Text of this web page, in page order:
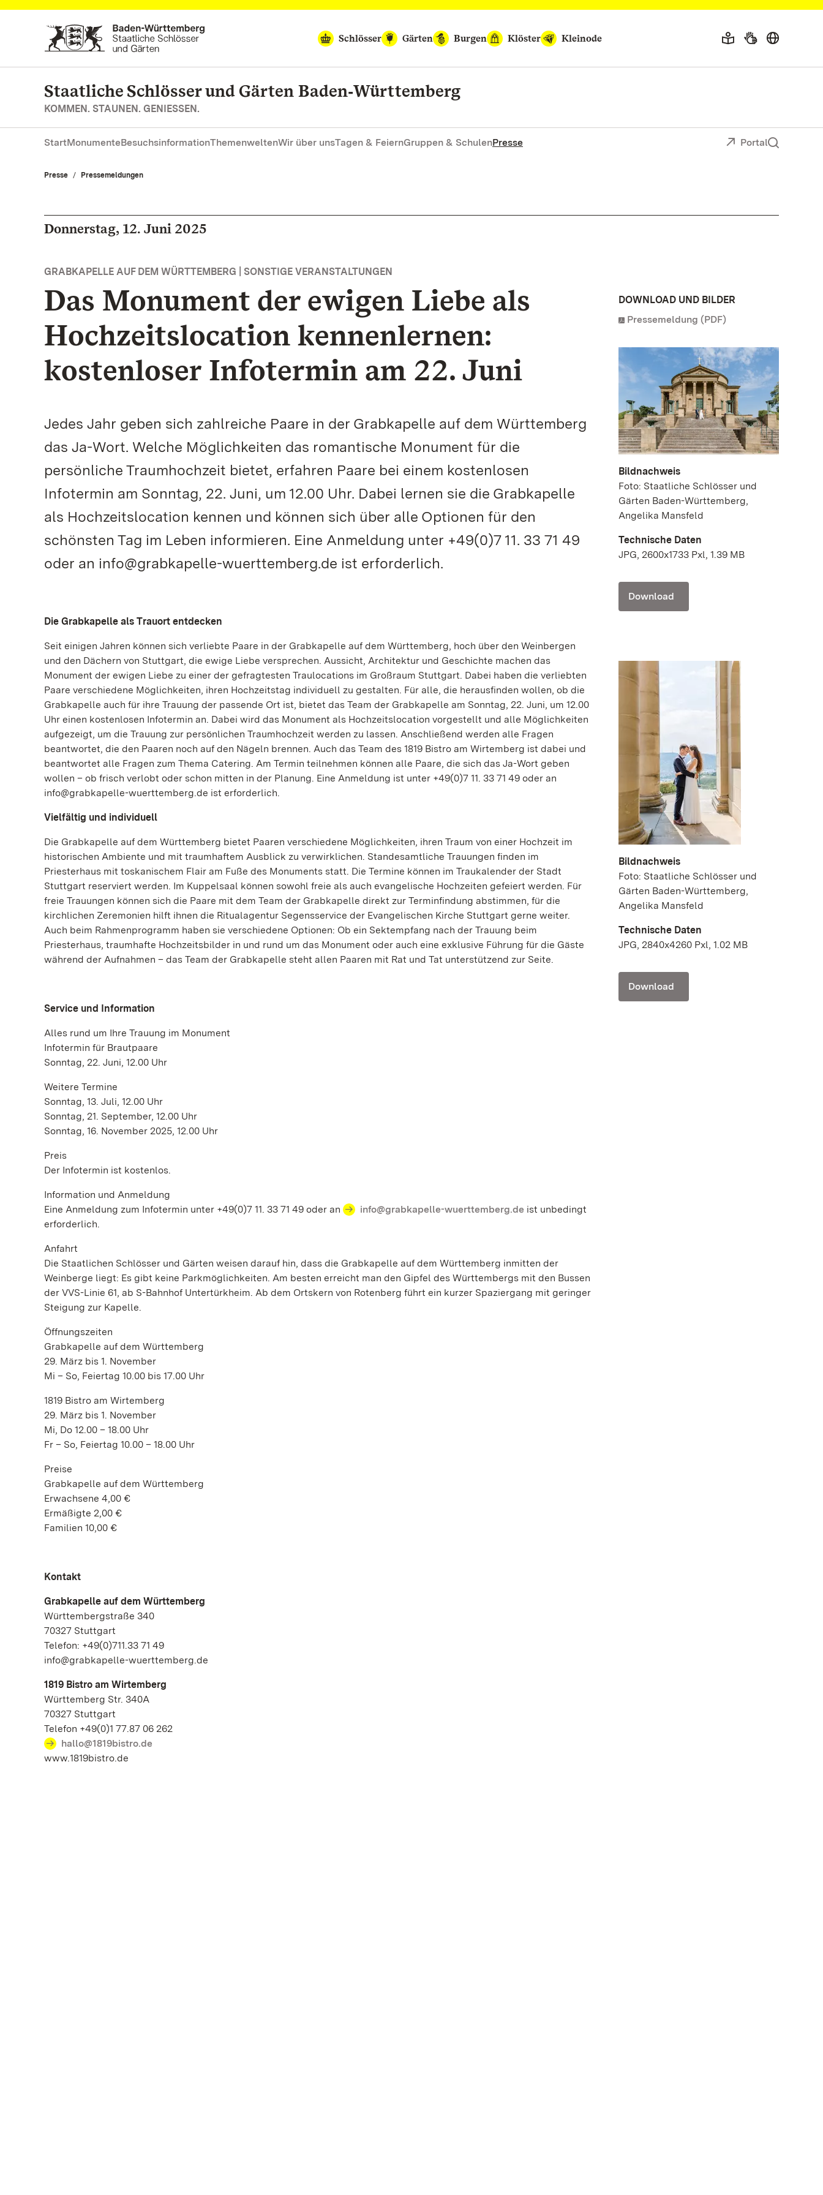
Zum Hauptinhalt springen
Schlösser
Gärten Burgen Klöster Kleinode
Staatliche Schlösser und Gärten Baden‑Württemberg
KOMMEN. STAUNEN. GENIESSEN.
StartMonumenteBesuchsinformationThemenweltenWir über unsTagen & FeiernGruppen & SchulenPresse Portal
Presse Pressemeldungen
Donnerstag, 12. Juni 2025
GRABKAPELLE AUF DEM WÜRTTEMBERG | SONSTIGE VERANSTALTUNGEN
Das Monument der ewigen Liebe als
Hochzeitslocation kennenlernen:
kostenloser Infotermin am 22. Juni
Jedes Jahr geben sich zahlreiche Paare in der Grabkapelle auf dem Württemberg
das Ja-Wort. Welche Möglichkeiten das romantische Monument für die
persönliche Traumhochzeit bietet, erfahren Paare bei einem kostenlosen
Infotermin am Sonntag, 22. Juni, um 12.00 Uhr. Dabei lernen sie die Grabkapelle
als Hochzeitslocation kennen und können sich über alle Optionen für den
schönsten Tag im Leben informieren. Eine Anmeldung unter +49(0)7 11. 33 71 49
oder an info@grabkapelle-wuerttemberg.de ist erforderlich.
Die Grabkapelle als Trauort entdecken
Seit einigen Jahren können sich verliebte Paare in der Grabkapelle auf dem Württemberg, hoch über den Weinbergen
und den Dächern von Stuttgart, die ewige Liebe versprechen. Aussicht, Architektur und Geschichte machen das
Monument der ewigen Liebe zu einer der gefragtesten Traulocations im Großraum Stuttgart. Dabei haben die verliebten
Paare verschiedene Möglichkeiten, ihren Hochzeitstag individuell zu gestalten. Für alle, die herausfinden wollen, ob die
Grabkapelle auch für ihre Trauung der passende Ort ist, bietet das Team der Grabkapelle am Sonntag, 22. Juni, um 12.00
Uhr einen kostenlosen Infotermin an. Dabei wird das Monument als Hochzeitslocation vorgestellt und alle Möglichkeiten
aufgezeigt, um die Trauung zur persönlichen Traumhochzeit werden zu lassen. Anschließend werden alle Fragen
beantwortet, die den Paaren noch auf den Nägeln brennen. Auch das Team des 1819 Bistro am Wirtemberg ist dabei und
beantwortet alle Fragen zum Thema Catering. Am Termin teilnehmen können alle Paare, die sich das Ja-Wort geben
wollen – ob frisch verlobt oder schon mitten in der Planung. Eine Anmeldung ist unter +49(0)7 11. 33 71 49 oder an
info@grabkapelle-wuerttemberg.de ist erforderlich.
Vielfältig und individuell
Die Grabkapelle auf dem Württemberg bietet Paaren verschiedene Möglichkeiten, ihren Traum von einer Hochzeit im
historischen Ambiente und mit traumhaftem Ausblick zu verwirklichen. Standesamtliche Trauungen finden im
Priesterhaus mit toskanischem Flair am Fuße des Monuments statt. Die Termine können im Traukalender der Stadt
Stuttgart reserviert werden. Im Kuppelsaal können sowohl freie als auch evangelische Hochzeiten gefeiert werden. Für
freie Trauungen können sich die Paare mit dem Team der Grabkapelle direkt zur Terminfindung abstimmen, für die
kirchlichen Zeremonien hilft ihnen die Ritualagentur Segensservice der Evangelischen Kirche Stuttgart gerne weiter.
Auch beim Rahmenprogramm haben sie verschiedene Optionen: Ob ein Sektempfang nach der Trauung beim
Priesterhaus, traumhafte Hochzeitsbilder in und rund um das Monument oder auch eine exklusive Führung für die Gäste
während der Aufnahmen – das Team der Grabkapelle steht allen Paaren mit Rat und Tat unterstützend zur Seite.
Service und Information
Alles rund um Ihre Trauung im Monument
Infotermin für Brautpaare
Sonntag, 22. Juni, 12.00 Uhr
Weitere Termine
Sonntag, 13. Juli, 12.00 Uhr
Sonntag, 21. September, 12.00 Uhr
Sonntag, 16. November 2025, 12.00 Uhr
Preis
Der Infotermin ist kostenlos.
Information und Anmeldung
Eine Anmeldung zum Infotermin unter +49(0)7 11. 33 71 49 oder an
info@grabkapelle-wuerttemberg.de ist unbedingt
erforderlich.
Anfahrt
Die Staatlichen Schlösser und Gärten weisen darauf hin, dass die Grabkapelle auf dem Württemberg inmitten der
Weinberge liegt: Es gibt keine Parkmöglichkeiten. Am besten erreicht man den Gipfel des Württembergs mit den Bussen
der VVS-Linie 61, ab S-Bahnhof Untertürkheim. Ab dem Ortskern von Rotenberg führt ein kurzer Spaziergang mit geringer
Steigung zur Kapelle.
Öffnungszeiten
Grabkapelle auf dem Württemberg
29. März bis 1. November
Mi – So, Feiertag 10.00 bis 17.00 Uhr
1819 Bistro am Wirtemberg
29. März bis 1. November
Mi, Do 12.00 – 18.00 Uhr
Fr – So, Feiertag 10.00 – 18.00 Uhr
Preise
Grabkapelle auf dem Württemberg
Erwachsene 4,00 €
Ermäßigte 2,00 €
Familien 10,00 €
Kontakt
Grabkapelle auf dem Württemberg
Württembergstraße 340
70327 Stuttgart
Telefon: +49(0)711.33 71 49
info@grabkapelle-wuerttemberg.de
1819 Bistro am Wirtemberg
Württemberg Str. 340A
70327 Stuttgart
Telefon +49(0)1 77.87 06 262
hallo@1819bistro.de
www.1819bistro.de
DOWNLOAD UND BILDER
Pressemeldung (PDF)
Bildnachweis
Foto: Staatliche Schlösser und
Gärten Baden-Württemberg,
Angelika Mansfeld
Technische Daten
JPG, 2600x1733 Pxl, 1.39 MB
Download
Bildnachweis
Foto: Staatliche Schlösser und
Gärten Baden-Württemberg,
Angelika Mansfeld
Technische Daten
JPG, 2840x4260 Pxl, 1.02 MB
Download